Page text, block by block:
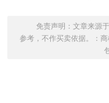
免责声明：文章来源
参考，不作买卖依据。：